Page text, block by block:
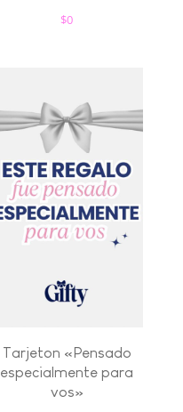
$0
Tarjeton «Pensado
especialmente para
vos»